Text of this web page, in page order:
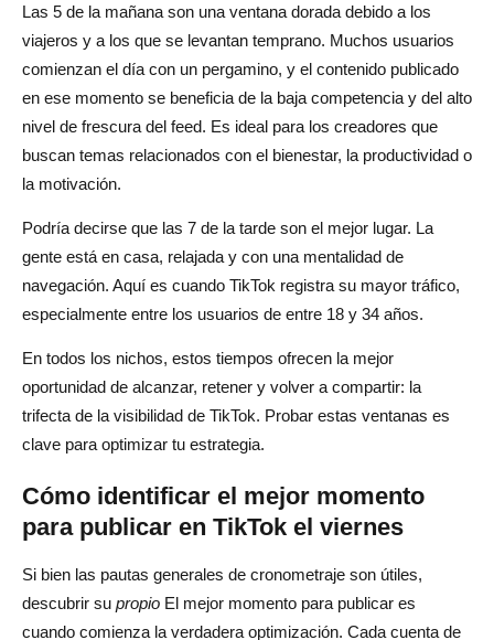
Las 5 de la mañana son una ventana dorada debido a los
viajeros y a los que se levantan temprano. Muchos usuarios
comienzan el día con un pergamino, y el contenido publicado
en ese momento se beneficia de la baja competencia y del alto
nivel de frescura del feed. Es ideal para los creadores que
buscan temas relacionados con el bienestar, la productividad o
la motivación.
Podría decirse que las 7 de la tarde son el mejor lugar. La
gente está en casa, relajada y con una mentalidad de
navegación. Aquí es cuando TikTok registra su mayor tráfico,
especialmente entre los usuarios de entre 18 y 34 años.
En todos los nichos, estos tiempos ofrecen la mejor
oportunidad de alcanzar, retener y volver a compartir: la
trifecta de la visibilidad de TikTok. Probar estas ventanas es
clave para optimizar tu estrategia.
Cómo identificar el mejor momento
para publicar en TikTok el viernes
Si bien las pautas generales de cronometraje son útiles,
descubrir su propio El mejor momento para publicar es
cuando comienza la verdadera optimización. Cada cuenta de